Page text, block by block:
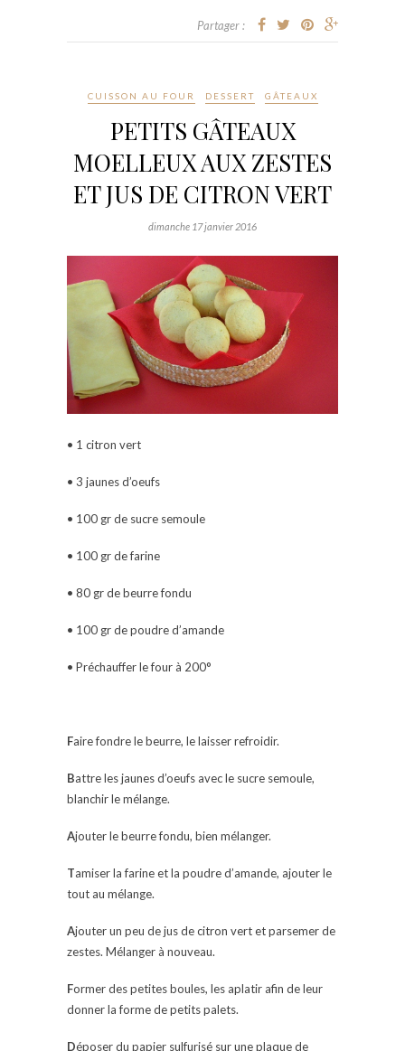
Partager :
CUISSON AU FOUR DESSERT GÂTEAUX
PETITS GÂTEAUX
MOELLEUX AUX ZESTES
ET JUS DE CITRON VERT
dimanche 17 janvier 2016
• 1 citron vert
• 3 jaunes d’oeufs
• 100 gr de sucre semoule
• 100 gr de farine
• 80 gr de beurre fondu
• 100 gr de poudre d’amande
• Préchauffer le four à 200°
Faire fondre le beurre, le laisser refroidir.
Battre les jaunes d’oeufs avec le sucre semoule,
blanchir le mélange.
Ajouter le beurre fondu, bien mélanger.
Tamiser la farine et la poudre d’amande, ajouter le
tout au mélange.
Ajouter un peu de jus de citron vert et parsemer de
zestes. Mélanger à nouveau.
Former des petites boules, les aplatir afin de leur
donner la forme de petits palets.
Déposer du papier sulfurisé sur une plaque de